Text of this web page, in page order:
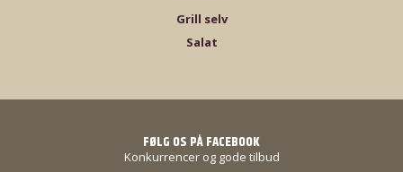
Grill selv
Salat
FØLG OS PÅ FACEBOOK
Konkurrencer og gode tilbud